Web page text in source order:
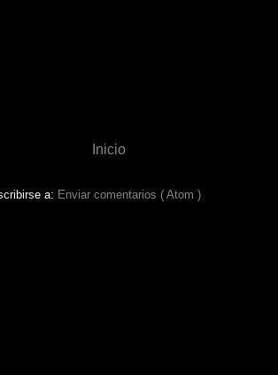
Inicio
a: Enviar comentarios ( Atom )